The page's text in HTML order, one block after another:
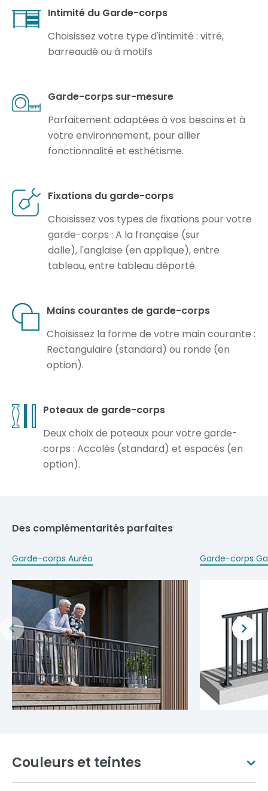
Intimité du Garde-corps
Choisissez votre type d'intimité : vitré,
barreaudé ou à motifs
Garde-corps sur-mesure
Parfaitement adaptées à vos besoins et à
votre environnement, pour allier
fonctionnalité et esthétisme.
Fixations du garde-corps
Choisissez vos types de fixations pour votre
garde-corps : A la française (sur
dalle), l'anglaise (en applique), entre
tableau, entre tableau déporté.
Mains courantes de garde-corps
Choisissez la forme de votre main courante :
Rectangulaire (standard) ou ronde (en
option).
Poteaux de garde-corps
Deux choix de poteaux pour votre garde-
corps : Accolés (standard) et espacés (en
option).
Des complémentarités parfaites
Garde-corps Auréo Garde-corps
Couleurs et teintes